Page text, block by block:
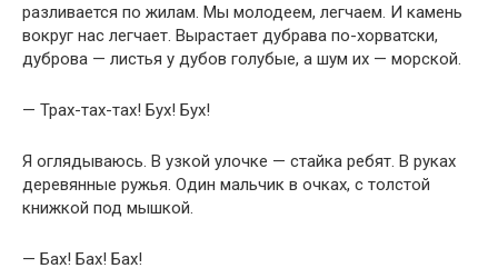
разливается по жилам. Мы молодеем, легчаем. И камень
вокруг нас легчает. Вырастает дубрава по-хорватски,
дуброва — листья у дубов голубые, а шум их — морской.
— Трах-тах-тах! Бух! Бух!
Я оглядываюсь. В узкой улочке — стайка ребят. В руках
деревянные ружья. Один мальчик в очках, с толстой
книжкой под мышкой.
— Бах! Бах! Бах!